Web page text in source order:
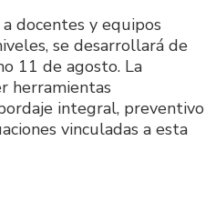
docentes y equipos
se desarrollará de
11 de agosto. La
herramientas
integral, preventivo
vinculadas a esta